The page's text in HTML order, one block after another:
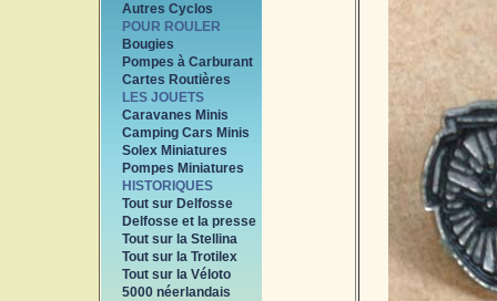
Autres Cyclos
POUR ROULER
Bougies
Pompes à Carburant
Cartes Routières
LES JOUETS
Caravanes Minis
Camping Cars Minis
Solex Miniatures
Pompes Miniatures
HISTORIQUES
Tout sur Delfosse
Delfosse et la presse
Tout sur la Stellina
Tout sur la Trotilex
Tout sur la Véloto
5000 néerlandais